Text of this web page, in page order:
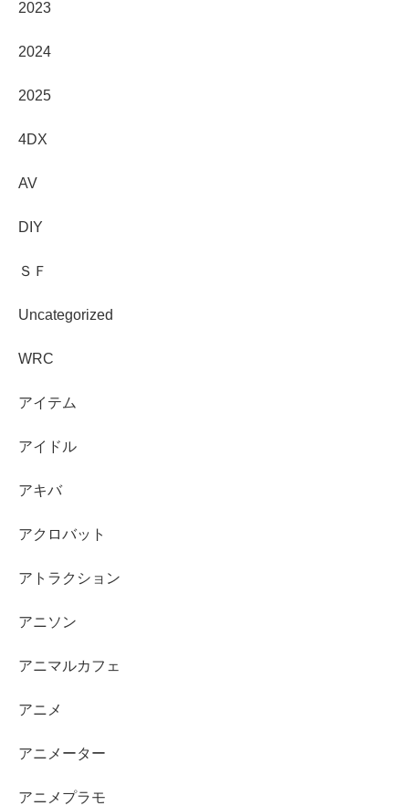
2023
2024
2025
4DX
AV
DIY
ＳＦ
Uncategorized
WRC
アイテム
アイドル
アキバ
アクロバット
アトラクション
アニソン
アニマルカフェ
アニメ
アニメーター
アニメプラモ